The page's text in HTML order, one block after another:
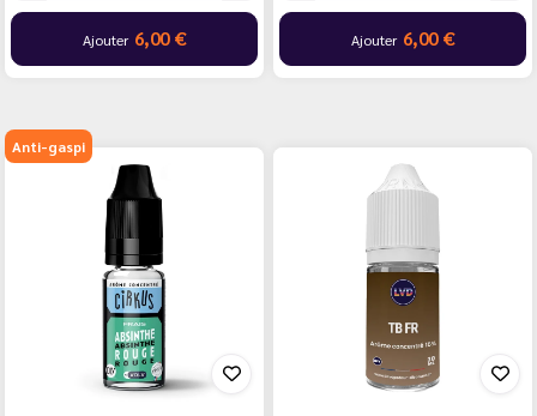
Ajouter 6,00 € Ajouter 6,00 €
Anti-gaspi